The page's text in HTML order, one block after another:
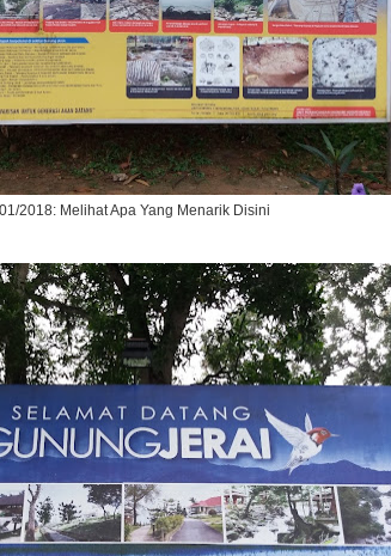
2018: Melihat Apa Yang Menarik Disini